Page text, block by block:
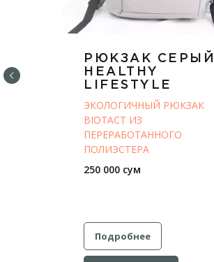
РЮКЗАК СЕРЫЙ
HEALTHY
LIFESTYLE
ЭКОЛОГИЧНЫЙ РЮКЗАК
BIOTACT ИЗ
ПЕРЕРАБОТАННОГО
ПОЛИЭСТЕРА
250 000 сум
Подробнее